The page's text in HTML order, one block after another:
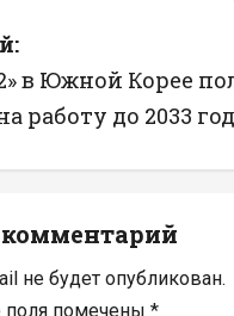
в Южной Корее
работу до 2033
не будет опубликован.
поля помечены *